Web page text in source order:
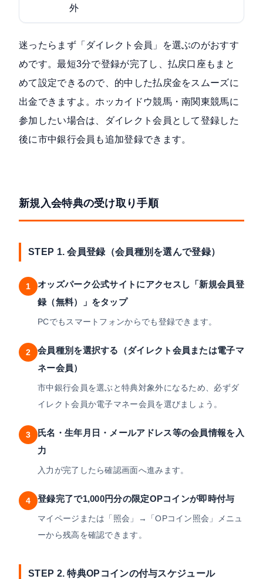
外
迷ったらまず「ダイレクト会員」を選ぶのがおすす
めです。最短3分で登録が完了し、払戻口座もまと
めて設定できるので、的中した払戻金をスムーズに
出金できますよ。ホッカイドウ競馬・南関東競馬に
参加したい場合は、ダイレクト会員として登録した
後に市中銀行会員も追加登録できます。
新規入会特典の受け取り手順
STEP 1. 会員登録（会員種別を選んで登録）
1
オッズパーク公式サイトにアクセスし「新規会員登
録（無料）」をタップ
PCでもスマートフォンからでも登録できます。
2
会員種別を選択する（ダイレクト会員または電子マ
ネー会員）
市中銀行会員を選ぶと特典対象外になるため、必ずダ
イレクト会員か電子マネー会員を選びましょう。
3
氏名・生年月日・メールアドレス等の会員情報を入
力
入力が完了したら確認画面へ進みます。
4 登録完了で1,000円分の限定OPコインが即時付与
マイページまたは「照会」→「OPコイン照会」メニュ
ーから残高を確認できます。
STEP 2. 特典OPコインの付与スケジュール